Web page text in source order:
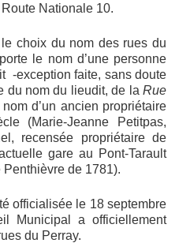
Nationale 10.
choix du nom des rues du
le nom d’une personne
-exception faite, sans doute
du nom du lieudit, de la Rue
d’un ancien propriétaire
(Marie-Jeanne Petitpas,
recensée propriétaire de
gare au Pont-Tarault
de 1781).
officialisée le 18 septembre
Municipal a officiellement
du Perray.